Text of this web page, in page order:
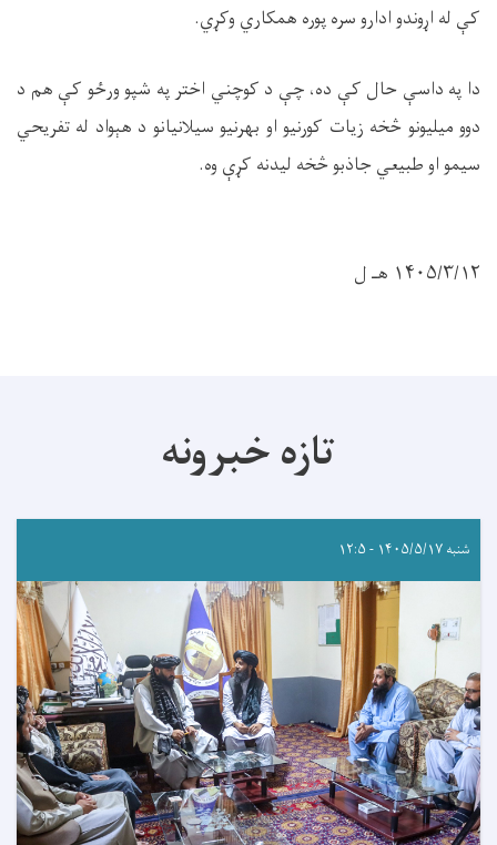
کې له اړوندو ادارو سره پوره همکاري وکړي.
دا په داسې حال کې ده، چې د کوچني اختر په شپو ورځو کې هم د
دوو میلیونو څخه زیات کورنیو او بهرنیو سیلانیانو د هېواد له تفریحي
سیمو او طبیعي جاذبو څخه لیدنه کړې وه.
۱۴۰۵/۳/۱۲ هـ ل
تازه خبرونه
شنبه ۱۴۰۵/۵/۱۷ - ۱۲:۵